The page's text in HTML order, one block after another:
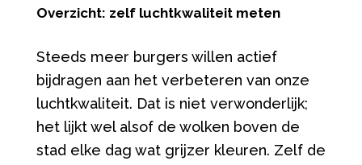
Overzicht: zelf luchtkwaliteit meten
Steeds meer burgers willen actief
bijdragen aan het verbeteren van onze
luchtkwaliteit. Dat is niet verwonderlijk;
het lijkt wel alsof de wolken boven de
stad elke dag wat grijzer kleuren. Zelf de